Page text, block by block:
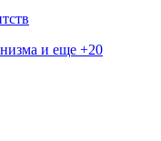
и еще +20